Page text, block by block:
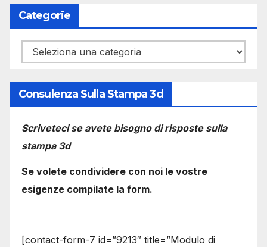
Categorie
Categorie
Consulenza Sulla Stampa 3d
Scriveteci se avete bisogno di risposte sulla
stampa 3d
Se volete condividere con noi le vostre
esigenze compilate la form.
[contact-form-7 id=”9213″ title=”Modulo di